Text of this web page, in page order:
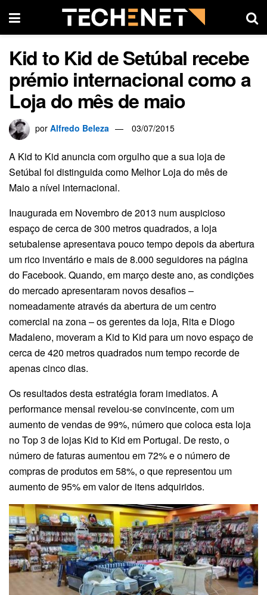
Kid to Kid de Setúbal recebe
prémio internacional como a
Loja do mês de maio
por Alfredo Beleza 03/07/2015
A Kid to Kid anuncia com orgulho que a sua loja de
Setúbal foi distinguida como Melhor Loja do mês de
Maio a nível internacional.
Inaugurada em Novembro de 2013 num auspicioso
espaço de cerca de 300 metros quadrados, a loja
setubalense apresentava pouco tempo depois da abertura
um rico inventário e mais de 8.000 seguidores na página
do Facebook. Quando, em março deste ano, as condições
do mercado apresentaram novos desafios –
nomeadamente através da abertura de um centro
comercial na zona – os gerentes da loja, Rita e Diogo
Madaleno, moveram a Kid to Kid para um novo espaço de
cerca de 420 metros quadrados num tempo recorde de
apenas cinco dias.
Os resultados desta estratégia foram imediatos. A
performance mensal revelou-se convincente, com um
aumento de vendas de 99%, número que coloca esta loja
no Top 3 de lojas Kid to Kid em Portugal. De resto, o
número de faturas aumentou em 72% e o número de
compras de produtos em 58%, o que representou um
aumento de 95% em valor de itens adquiridos.